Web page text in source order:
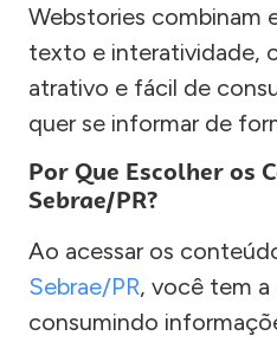
Webstories combinam
texto e interatividade,
atrativo e fácil de
quer se informar de
Por Que Escolher os
Sebrae/PR?
Ao acessar os
Sebrae/PR, você tem a
consumindo